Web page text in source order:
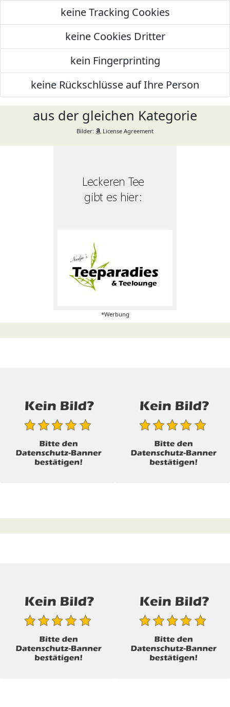
keine Tracking Cookies
keine Cookies Dritter
kein Fingerprinting
keine Rückschlüsse auf Ihre Person
aus der gleichen Kategorie
Bilder: License Agreement
*Werbung